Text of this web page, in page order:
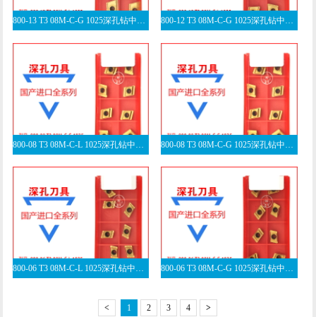
800-13 T3 08M-C-G 1025深孔钻中心刀片 800-12 T3 08M-C-G 1025深孔钻中心刀片
< 1 2 3 4 >